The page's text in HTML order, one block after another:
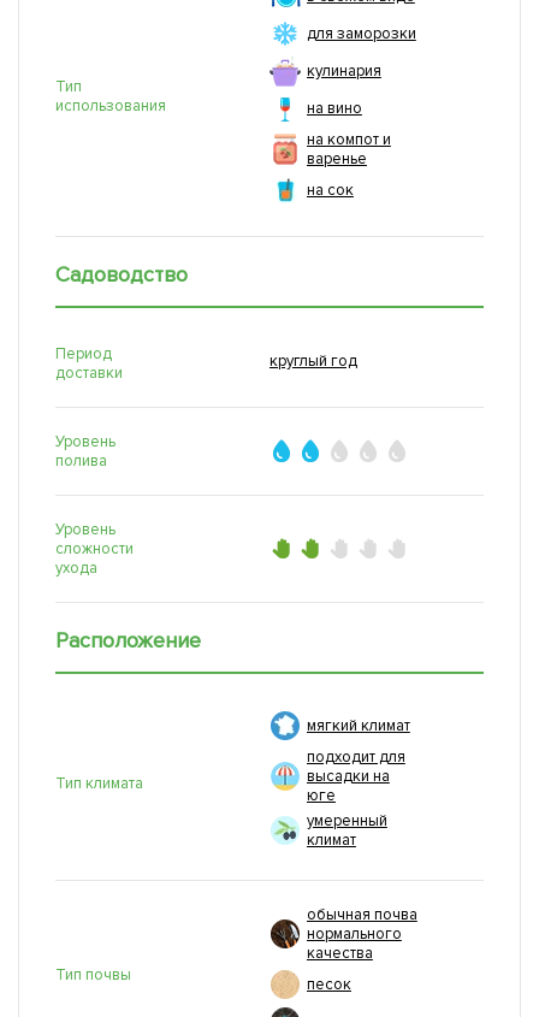
Тип
использования
для заморозки
кулинария
на вино
на компот и
варенье
на сок
Садоводство
Период
доставки
круглый год
Уровень
полива
Уровень
сложности
ухода
Расположение
Тип климата
мягкий климат
подходит для
высадки на
юге
умеренный
климат
Тип почвы
обычная почва
нормального
качества
песок